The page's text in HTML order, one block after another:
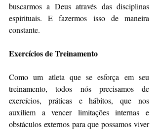
buscarmos a Deus através das disciplinas
espirituais. E fazermos isso de maneira
constante.
Exercícios de Treinamento
Como um atleta que se esforça em seu
treinamento, todos nós precisamos de
exercícios, práticas e hábitos, que nos
auxiliem a vencer limitações internas e
obstáculos externos para que possamos viver